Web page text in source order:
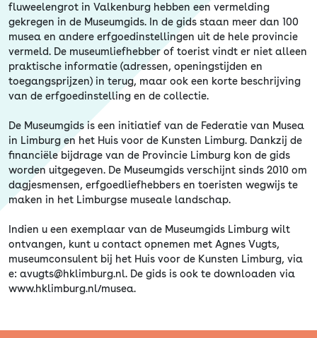
fluweelengrot in Valkenburg hebben een vermelding
gekregen in de Museumgids. In de gids staan meer dan 100
musea en andere erfgoedinstellingen uit de hele provincie
vermeld. De museumliefhebber of toerist vindt er niet alleen
praktische informatie (adressen, openingstijden en
toegangsprijzen) in terug, maar ook een korte beschrijving
van de erfgoedinstelling en de collectie.
De Museumgids is een initiatief van de Federatie van Musea
in Limburg en het Huis voor de Kunsten Limburg. Dankzij de
financiële bijdrage van de Provincie Limburg kon de gids
worden uitgegeven. De Museumgids verschijnt sinds 2010 om
dagjesmensen, erfgoedliefhebbers en toeristen wegwijs te
maken in het Limburgse museale landschap.
Indien u een exemplaar van de Museumgids Limburg wilt
ontvangen, kunt u contact opnemen met Agnes Vugts,
museumconsulent bij het Huis voor de Kunsten Limburg, via
e: avugts@hklimburg.nl. De gids is ook te downloaden via
www.hklimburg.nl/musea.